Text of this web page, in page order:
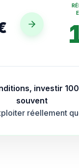
investir
souvent
réellement